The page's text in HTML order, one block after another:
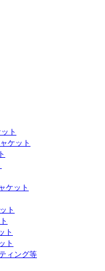
ト
ケット
ケット
ト
ト
ト
ィング等